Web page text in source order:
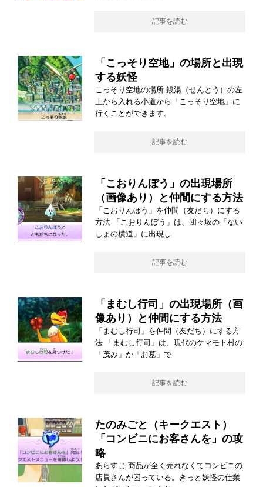
記事を読む
「こっそり空地」の場所と出現
する妖怪
こっそり空地の場所 銭湯（せんとう）の左
上から入れる小道から「こっそり空地」に
行くことができます。
記事を読む
「こおりんぼう」の出現場所
（画像あり）と仲間にする方法
「こおりんぼう」を仲間（友だち）にする
方法 「こおりんぼう」は、団々坂の「ない
しょの横道」に出現し
記事を読む
「まむし行司」の出現場所（画
像あり）と仲間にする方法
「まむし行司」を仲間（友だち）にする方
法 「まむし行司」は、現代のケマモト村の
「茂み」か「お墓」で
記事を読む
たのみごと（キークエスト）
「コンビニにお客さんを」の攻
略
あらすじ 商品が全く売れなくてコンビニの
店員さんが困っている。きっと妖怪の仕業